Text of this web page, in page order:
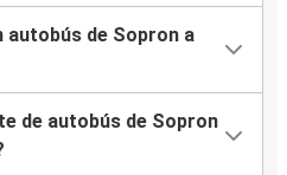
autobús de Sopron a
de autobús de Sopron